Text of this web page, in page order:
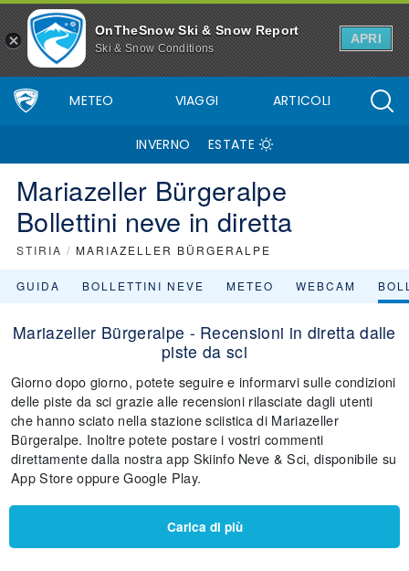
OnTheSnow Ski & Snow Report
Ski & Snow Conditions
APRI
METEO VIAGGI ARTICOLI
INVERNO ESTATE
Mariazeller Bürgeralpe
Bollettini neve in diretta
STIRIA / MARIAZELLER BÜRGERALPE
GUIDA BOLLETTINI NEVE METEO WEBCAM
Mariazeller Bürgeralpe - Recensioni in diretta dalle
piste da sci
Giorno dopo giorno, potete seguire e informarvi sulle condizioni
delle piste da sci grazie alle recensioni rilasciate dagli utenti
che hanno sciato nella stazione sciistica di Mariazeller
Bürgeralpe. Inoltre potete postare i vostri commenti
direttamente dalla nostra app Skiinfo Neve & Sci, disponibile su
App Store oppure Google Play.
Carica di più